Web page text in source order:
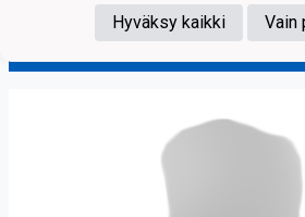
Hyväksy kaikki
Vain